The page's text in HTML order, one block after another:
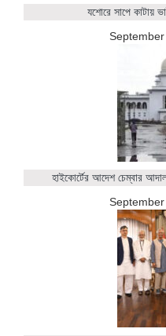
যশোরে সাপে কাটায়
হাইকোর্টের আদেশ চেম্বার